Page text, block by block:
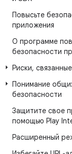
Повысьте
приложения
О программе
безопасности
Риски,
Понимание
безопасности
Защитите свое
помощью Play
Расширенный